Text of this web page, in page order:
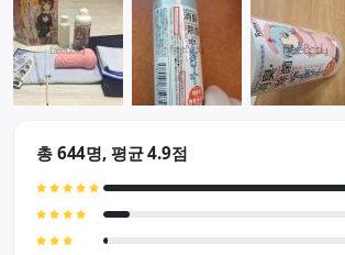
총 644명, 평균 4.9점